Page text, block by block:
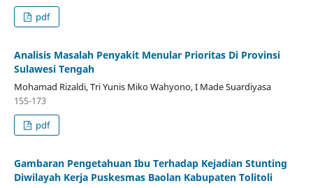
pdf
Analisis Masalah Penyakit Menular Prioritas Di Provinsi
Sulawesi Tengah
Mohamad Rizaldi, Tri Yunis Miko Wahyono, I Made Suardiyasa
155-173
pdf
Gambaran Pengetahuan Ibu Terhadap Kejadian Stunting
Diwilayah Kerja Puskesmas Baolan Kabupaten Tolitoli